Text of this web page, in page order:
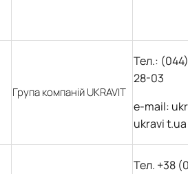
Група компаній UKRAVIT
Тел.:
28-03
e-mail:
ukravi t.ua
Тел. +38